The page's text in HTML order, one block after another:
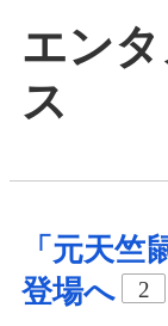
エン
ス
「元天竺
登場へ
2